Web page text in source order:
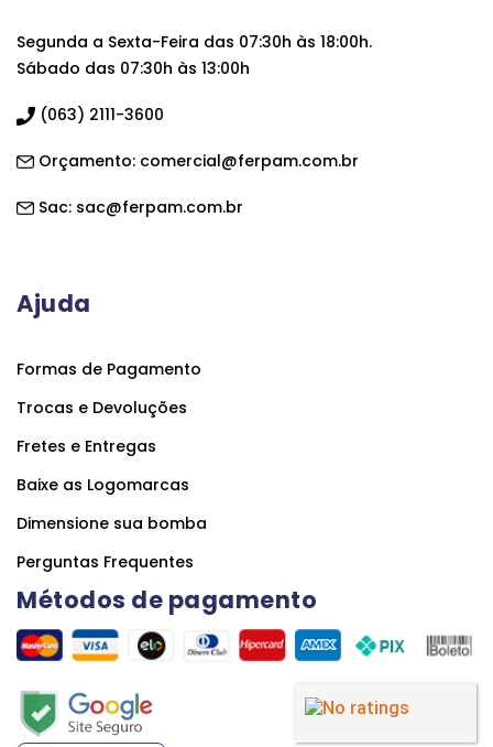
Segunda a Sexta-Feira das 07:30h às 18:00h.
Sábado das 07:30h às 13:00h
(063) 2111-3600
Orçamento: comercial@ferpam.com.br
Sac: sac@ferpam.com.br
Ajuda
Formas de Pagamento
Trocas e Devoluções
Fretes e Entregas
Baixe as Logomarcas
Dimensione sua bomba
Perguntas Frequentes
Métodos de pagamento